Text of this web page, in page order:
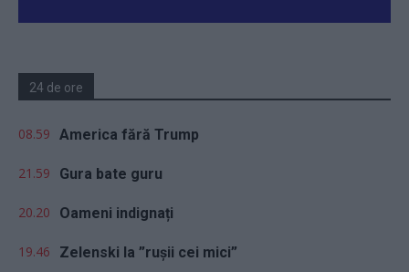
24 de ore
08.59 America fără Trump
21.59 Gura bate guru
20.20 Oameni indignați
19.46 Zelenski la ”rușii cei mici”